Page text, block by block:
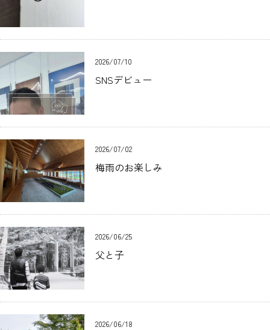
2026/07/10
SNSデビュー
2026/07/02
梅雨のお楽しみ
2026/06/25
父と子
2026/06/18